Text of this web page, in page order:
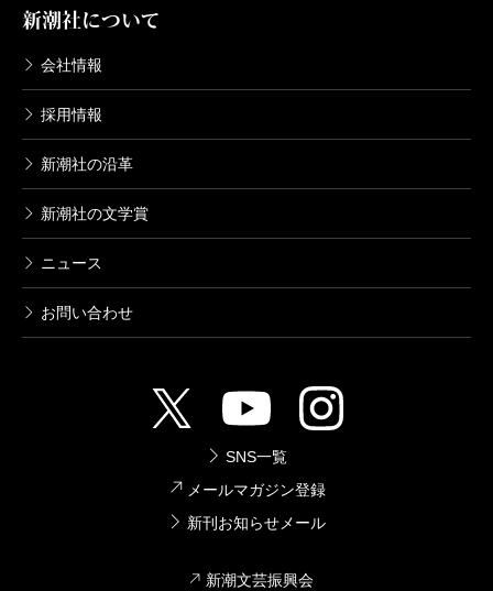
新潮社について
会社情報
採用情報
新潮社の沿革
新潮社の文学賞
ニュース
お問い合わせ
SNS一覧
メールマガジン登録
新刊お知らせメール
新潮文芸振興会